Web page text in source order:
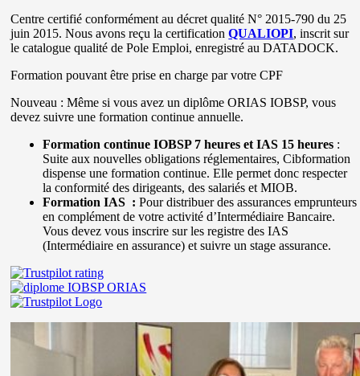
Centre certifié conformément au décret qualité N° 2015-790 du 25
juin 2015. Nous avons reçu la certificationQUALIOPI, inscrit sur
le catalogue qualité de Pole Emploi, enregistré au DATADOCK. ​
Formation pouvant être prise en charge par votre CPF
Nouveau : Même si vous avez un diplôme ORIAS IOBSP, vous
devez suivre une formation continue annuelle.
Formation continue IOBSP 7 heures et IAS 15 heures :
Suite aux nouvelles obligations réglementaires, Cibformation
dispense une formation continue. Elle permet donc respecter
la conformité des dirigeants, des salariés et MIOB.
Formation IAS : Pour distribuer des assurances emprunteurs
en complément de votre activité d’Intermédiaire Bancaire.
Vous devez vous inscrire sur les registre des IAS
(Intermédiaire en assurance) et suivre un stage assurance.